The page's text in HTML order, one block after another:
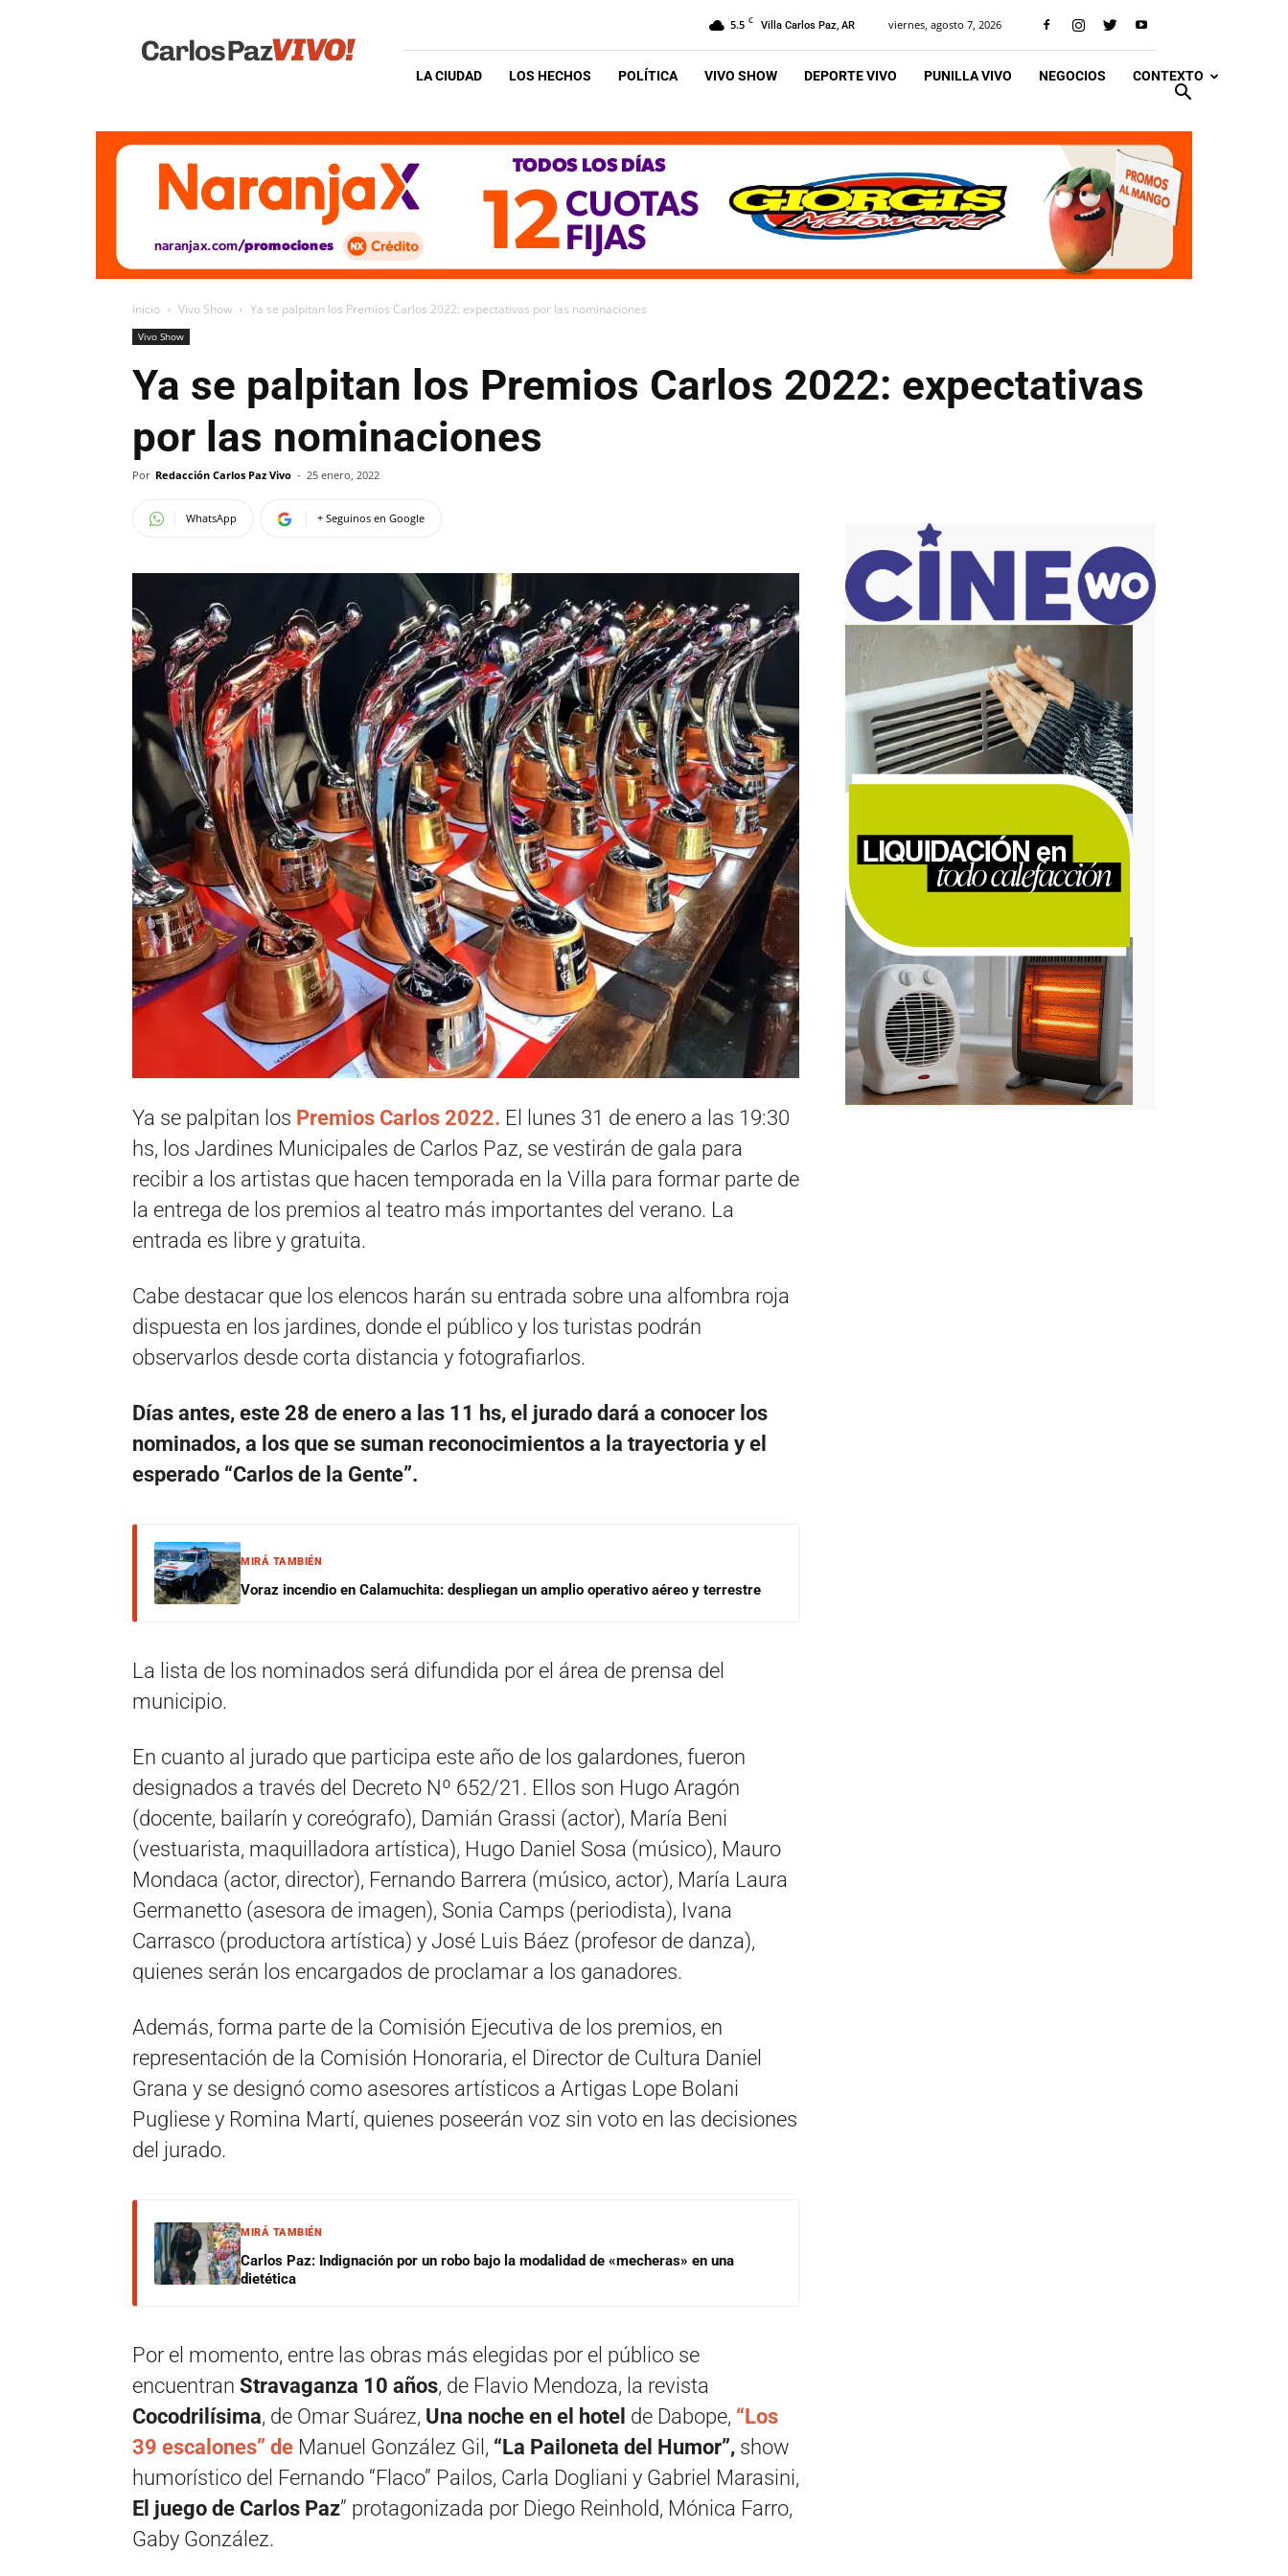
Vivo
5.5 C Villa Carlos Paz, AR viernes, agosto 7, 2026
LA CIUDAD LOS HECHOS POLÍTICA VIVO SHOW DEPORTE VIVO PUNILLA VIVO NEGOCIOS CONTEXTO
Inicio Vivo Show Ya se palpitan los Premios Carlos 2022: expectativas por las nominaciones
Vivo Show
Ya se palpitan los Premios Carlos 2022: expectativas
por las nominaciones
Por Redacción Carlos Paz Vivo - 25 enero, 2022
WhatsApp + Seguinos en Google
Ya se palpitan los Premios Carlos 2022. El lunes 31 de enero a las 19:30
hs, los Jardines Municipales de Carlos Paz, se vestirán de gala para
recibir a los artistas que hacen temporada en la Villa para formar parte de
la entrega de los premios al teatro más importantes del verano. La
entrada es libre y gratuita.
Cabe destacar que los elencos harán su entrada sobre una alfombra roja
dispuesta en los jardines, donde el público y los turistas podrán
observarlos desde corta distancia y fotografiarlos.
Días antes, este 28 de enero a las 11 hs, el jurado dará a conocer los
nominados, a los que se suman reconocimientos a la trayectoria y el
esperado “Carlos de la Gente”.
MIRÁ TAMBIÉN
Voraz incendio en Calamuchita: despliegan un amplio operativo aéreo y terrestre
La lista de los nominados será difundida por el área de prensa del
municipio.
En cuanto al jurado que participa este año de los galardones, fueron
designados a través del Decreto Nº 652/21. Ellos son Hugo Aragón
(docente, bailarín y coreógrafo), Damián Grassi (actor), María Beni
(vestuarista, maquilladora artística), Hugo Daniel Sosa (músico), Mauro
Mondaca (actor, director), Fernando Barrera (músico, actor), María Laura
Germanetto (asesora de imagen), Sonia Camps (periodista), Ivana
Carrasco (productora artística) y José Luis Báez (profesor de danza),
quienes serán los encargados de proclamar a los ganadores.
Además, forma parte de la Comisión Ejecutiva de los premios, en
representación de la Comisión Honoraria, el Director de Cultura Daniel
Grana y se designó como asesores artísticos a Artigas Lope Bolani
Pugliese y Romina Martí, quienes poseerán voz sin voto en las decisiones
del jurado.
MIRÁ TAMBIÉN
Carlos Paz: Indignación por un robo bajo la modalidad de «mecheras» en una
dietética
Por el momento, entre las obras más elegidas por el público se
encuentran Stravaganza 10 años, de Flavio Mendoza, la revista
Cocodrilísima, de Omar Suárez, Una noche en el hotel de Dabope, “Los
39 escalones” de Manuel González Gil, “La Pailoneta del Humor”, show
humorístico del Fernando “Flaco” Pailos, Carla Dogliani y Gabriel Marasini,
El juego de Carlos Paz” protagonizada por Diego Reinhold, Mónica Farro,
Gaby González.